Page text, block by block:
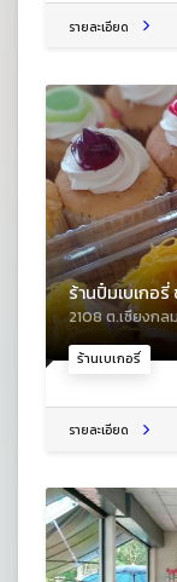
รายละเอียด
ร้านเบเกอรี่
ร้านปิ๋มเบเกอ
2108 ต.เชียงกล
รายละเอียด